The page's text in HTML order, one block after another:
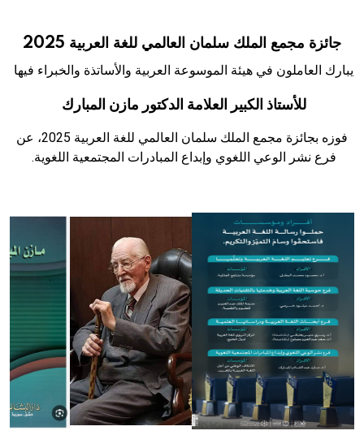
جائزة مجمع الملك سلمان العالمي للغة العربية 2025
يبارك العاملون في هيئة الموسوعة العربية والأساتذة والخبراء فيها
للأستاذ الكبير العلامة الدكتور مازن المبارك
فوزه بجائزة مجمع الملك سلمان العالمي للغة العربية 2025، عن
فرع نشر الوعي اللغوي وإبداع المبادرات المجتمعية اللغوية.